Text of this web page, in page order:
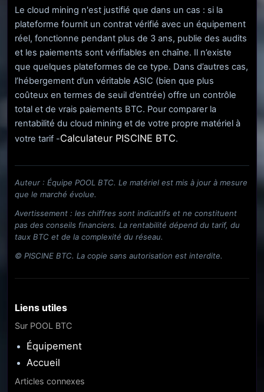
Le cloud mining n'est justifié que dans un cas : si la
plateforme fournit un contrat vérifié avec un équipement
réel, fonctionne pendant plus de 3 ans, publie des audits
et les paiements sont vérifiables en chaîne. Il n’existe
que quelques plateformes de ce type. Dans d’autres cas,
l’hébergement d’un véritable ASIC (bien que plus
coûteux en termes de seuil d’entrée) offre un contrôle
total et de vrais paiements BTC. Pour comparer la
rentabilité du cloud mining et de votre propre matériel à
votre tarif -Calculateur PISCINE BTC.
Auteur : Équipe POOL BTC. Le matériel est mis à jour à mesure
que le marché évolue.
Avertissement : les chiffres sont indicatifs et ne constituent
pas des conseils financiers. La rentabilité dépend du tarif, du
taux BTC et de la complexité du réseau.
© PISCINE BTC. La copie sans autorisation est interdite.
Liens utiles
Sur POOL BTC
Équipement
Accueil
Articles connexes